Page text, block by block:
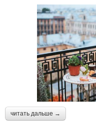
читать дальше →